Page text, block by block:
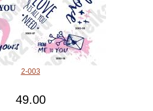
2-003
49.00